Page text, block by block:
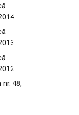
nr. 48,